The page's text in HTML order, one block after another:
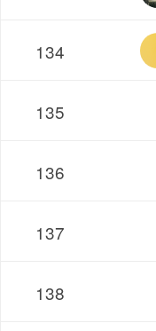
134
135
136
137
138